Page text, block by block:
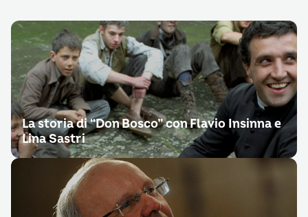
La storia di “Don Bosco” con Flavio Insinna e
Lina Sastri